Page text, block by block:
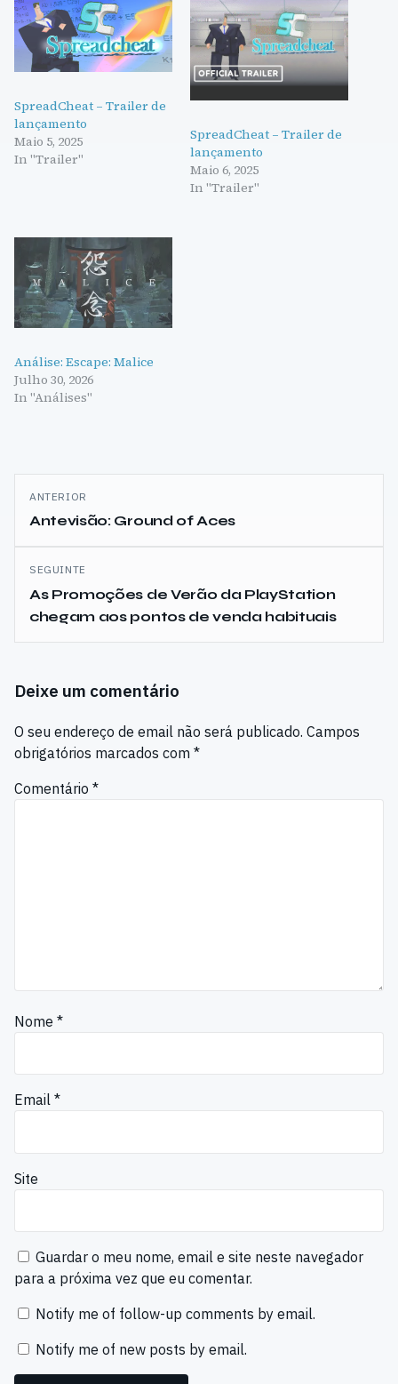
SpreadCheat – Trailer de
lançamento
Maio 5, 2025
In "Trailer"
SpreadCheat – Trailer de
lançamento
Maio 6, 2025
In "Trailer"
Análise: Escape: Malice
Julho 30, 2026
In "Análises"
Navegação
de
artigos
ANTERIOR
Antevisão: Ground of Aces
SEGUINTE
As Promoções de Verão da PlayStation
chegam aos pontos de venda habituais
Deixe um comentário
O seu endereço de email não será publicado. Campos
obrigatórios marcados com *
Comentário *
Nome *
Email *
Site
Guardar o meu nome, email e site neste navegador
para a próxima vez que eu comentar.
Notify me of follow-up comments by email.
Notify me of new posts by email.